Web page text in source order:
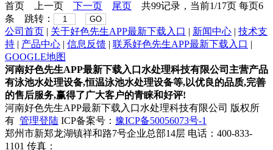
首页 上一页 下一页 尾页 共99记录，当前1/17页 每页6
条 跳转：
GO
公司首页 | 关于好色先生APP最新下载入口 | 新闻中心 | 技术支
持 | 产品中心 | 信息反馈 | 联系好色先生APP最新下载入口 |
GOOGLE地图
河南好色先生APP最新下载入口水处理科技有限公司主营产品
有泳池水处理设备,恒温泳池水处理设备等,以优良的品质,完善
的售后服务,赢得了广大客户的青睐和好评!
河南好色先生APP最新下载入口水处理科技有限公司 版权所
有 管理登陆 ICP备案号： 豫ICP备50056073号-1
郑州市新郑龙湖镇祥和路7号企业总部14层 电话：400-833-
1101 传真：